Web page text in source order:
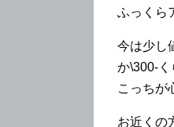
ふっくら
今は少し
か\300-
こっちが
お近くの